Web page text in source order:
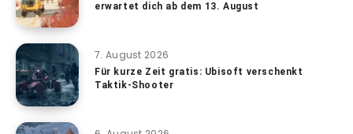
erwartet dich ab dem 13. August
7. August 2026
Für kurze Zeit gratis: Ubisoft verschenkt
Taktik-Shooter